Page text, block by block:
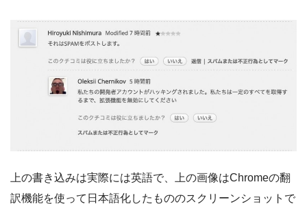
上の書き込みは実際には英語で、上の画像はChromeの翻
訳機能を使って日本語化したもののスクリーンショットで